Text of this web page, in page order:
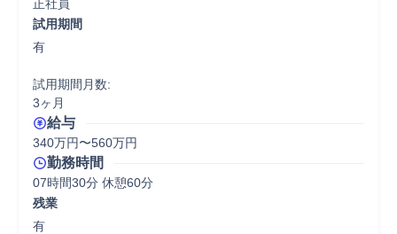
正社員
試用期間
有
試用期間月数:
3ヶ月
給与
340万円〜560万円
勤務時間
07時間30分 休憩60分
残業
有